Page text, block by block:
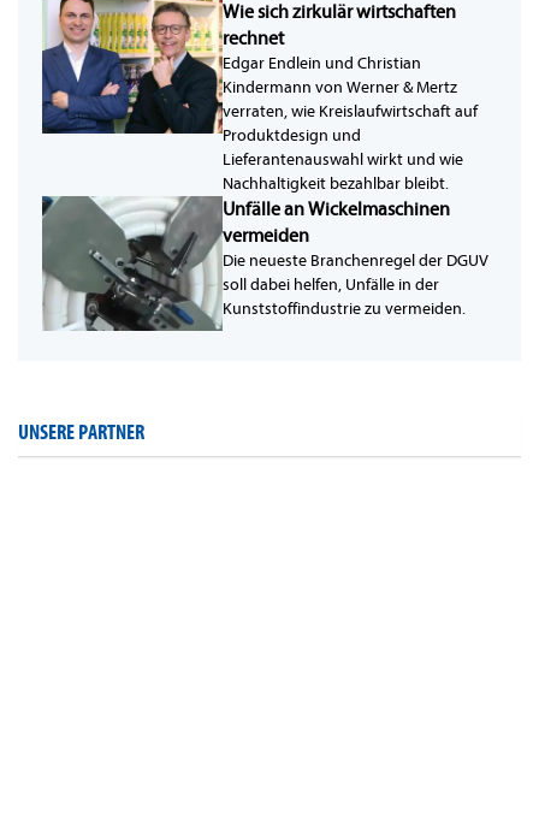
Wie sich zirkulär wirtschaften
rechnet
Edgar Endlein und Christian
Kindermann von Werner & Mertz
verraten, wie Kreislaufwirtschaft auf
Produktdesign und
Lieferantenauswahl wirkt und wie
Nachhaltigkeit bezahlbar bleibt.
Unfälle an Wickelmaschinen
vermeiden
Die neueste Branchenregel der DGUV
soll dabei helfen, Unfälle in der
Kunststoffindustrie zu vermeiden.
UNSERE PARTNER